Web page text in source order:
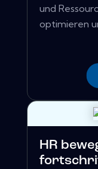
und
optimieren
HR